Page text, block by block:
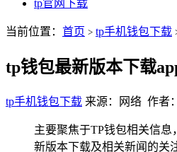
tp官网下载
当前位置： 首页 > tp手机钱包下载
tp钱包最新版本下载
tp手机钱包下载 来源：网络 作者
主要聚焦于TP钱包相关信
新版本下载及相关新闻的关